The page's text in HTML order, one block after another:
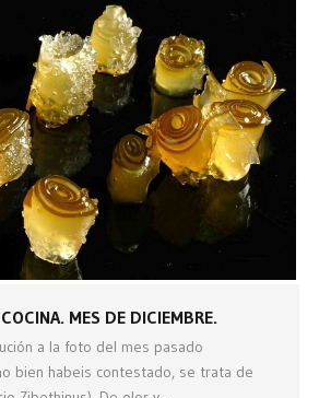
MES DE DICIEMBRE.
a la foto del mes pasado
bien habeis contestado, se trata de